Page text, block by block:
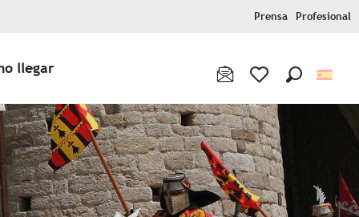
Prensa Profesional
llegar